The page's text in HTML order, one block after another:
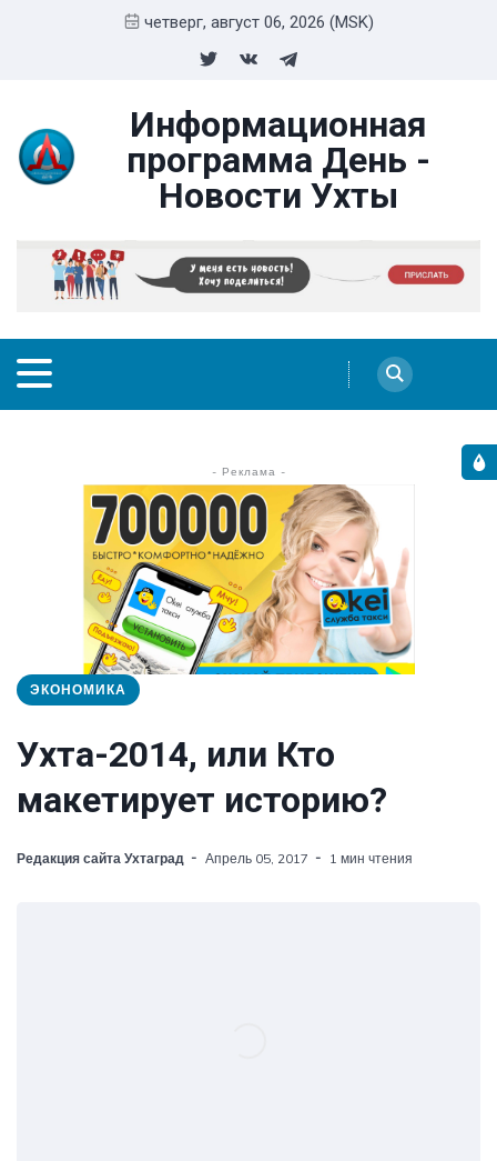
четверг, август 06, 2026 (MSK)
Информационная
программа День -
Новости Ухты
- Реклама -
ЭКОНОМИКА
Ухта-2014, или Кто
макетирует историю?
Редакция сайта Ухтаград Апрель 05, 2017 1 мин чтения